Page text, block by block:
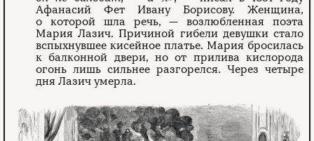
Афанасий Фет Ивану Борисову. Женщина,
о которой шла речь, — возлюбленная поэта
Мария Лазич. Причиной гибели девушки стало
вспыхнувшее кисейное платье. Мария бросилась
к балконной двери, но от прилива кислорода
огонь лишь сильнее разгорелся. Через четыре
дня Лазич умерла.